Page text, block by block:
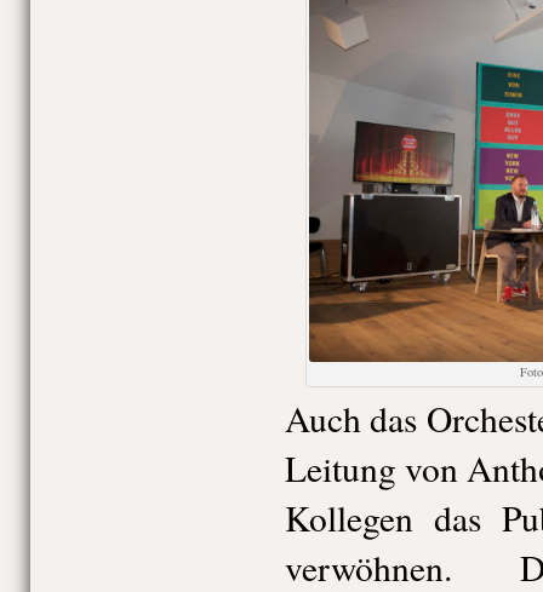
Auch das
Leitung von
Kollegen das
verwöhnen.